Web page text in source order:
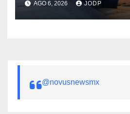
público
AGO 6, 2026 JODP
@novusnewsmx